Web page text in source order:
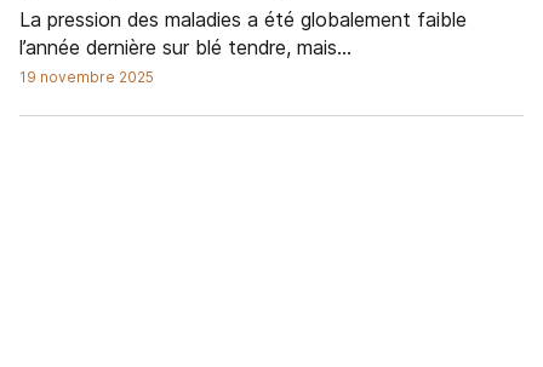
La pression des maladies a été globalement faible
l’année dernière sur blé tendre, mais...
19 novembre 2025